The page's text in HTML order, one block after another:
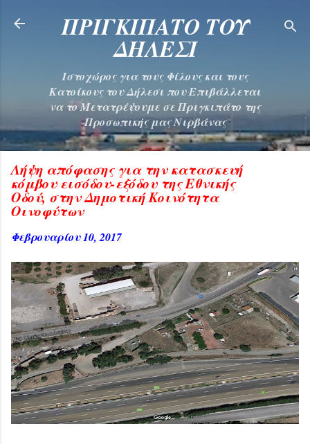
Μετάβαση στο κύριο περιεχόμενο
ΠΡΙΓΚΙΠΑΤΟ ΤΟΥ
ΔΗΛΕΣΙ
Ιστοχώρος για τους Φίλους και τους
Κατοίκους του Δήλεσι που Επιβάλλεται
να το Μετατρέψουμε σε Πριγκιπάτο της
Προσωπικής μας Νιρβάνας
Λήψη απόφασης για την κατασκευή
κόμβου εισόδου-εξόδου της Εθνικής
Οδού, στην Δημοτική Κοινότητα
Οινοφύτων
Φεβρουαρίου 10, 2017